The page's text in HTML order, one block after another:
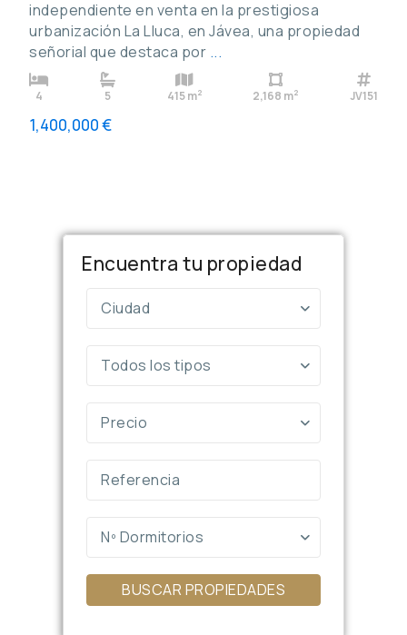
independiente en venta en la prestigiosa
urbanización La Lluca, en Jávea, una propiedad
señorial que destaca por ...
4 5 415 m2 2,168 m2 JV151
1,400,000 €
Encuentra tu propiedad
Ciudad
Todos los tipos
Precio
Nº Dormitorios
BUSCAR PROPIEDADES